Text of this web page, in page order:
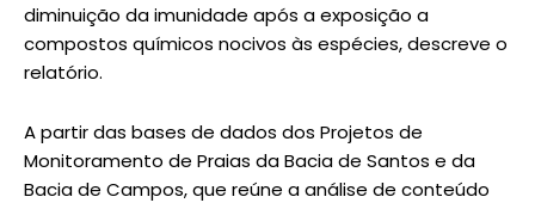
diminuição da imunidade após a exposição a
compostos químicos nocivos às espécies, descreve o
relatório.
A partir das bases de dados dos Projetos de
Monitoramento de Praias da Bacia de Santos e da
Bacia de Campos, que reúne a análise de conteúdo